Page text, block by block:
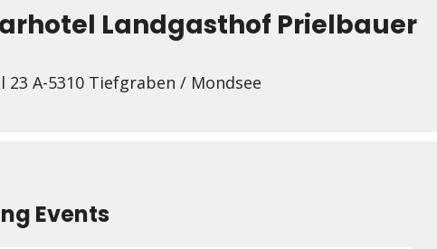
Landgasthof Prielbauer
23 A-5310 Tiefgraben / Mondsee
Events